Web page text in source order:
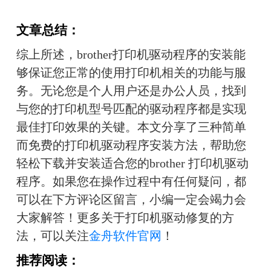
文章总结：
综上所述，brother打印机驱动程序的安装能
够保证您正常的使用打印机相关的功能与服
务。无论您是个人用户还是办公人员，找到
与您的打印机型号匹配的驱动程序都是实现
最佳打印效果的关键。本文分享了三种简单
而免费的打印机驱动程序安装方法，帮助您
轻松下载并安装适合您的brother 打印机驱动
程序。如果您在操作过程中有任何疑问，都
可以在下方评论区留言，小编一定会竭力会
大家解答！更多关于打印机驱动修复的方
法，可以关注金舟软件官网 ！
推荐阅读：